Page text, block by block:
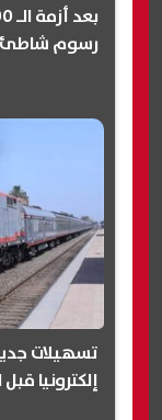
رسوم شاطئ
تسهيلات
إلكترونيا قبل